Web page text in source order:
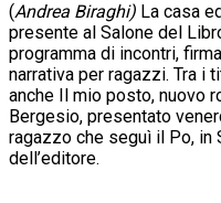
(Andrea Biraghi) La casa
presente al Salone del
programma di incontri,
narrativa per ragazzi. Tra i
anche Il mio posto, nuovo
Bergesio, presentato
ragazzo che seguì il Po, in
dell’editore.